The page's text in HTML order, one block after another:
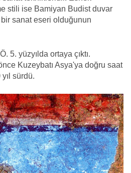
stili ise Bamiyan Budist duvar
sanat eseri olduğunun
5. yüzyılda ortaya çıktı.
Kuzeybatı Asya'ya doğru saat
sürdü.